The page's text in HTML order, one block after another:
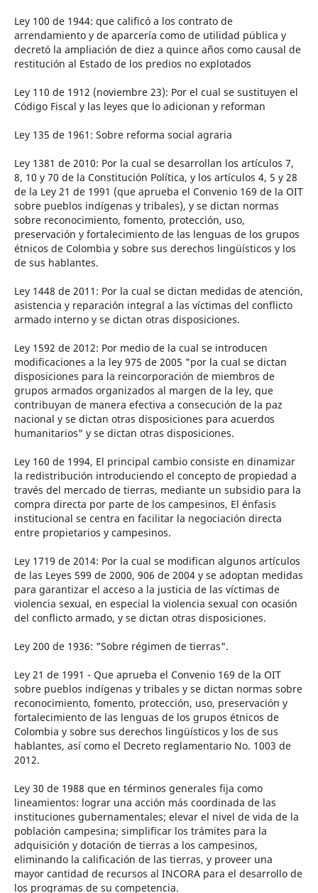
Ley 100 de 1944: que calificó a los contrato de
arrendamiento y de aparcería como de utilidad pública y
decretó la ampliación de diez a quince años como causal de
restitución al Estado de los predios no explotados
Ley 110 de 1912 (noviembre 23): Por el cual se sustituyen el
Código Fiscal y las leyes que lo adicionan y reforman
Ley 135 de 1961: Sobre reforma social agraria
Ley 1381 de 2010: Por la cual se desarrollan los artículos 7,
8, 10 y 70 de la Constitución Política, y los artículos 4, 5 y 28
de la Ley 21 de 1991 (que aprueba el Convenio 169 de la OIT
sobre pueblos indígenas y tribales), y se dictan normas
sobre reconocimiento, fomento, protección, uso,
preservación y fortalecimiento de las lenguas de los grupos
étnicos de Colombia y sobre sus derechos lingüísticos y los
de sus hablantes.
Ley 1448 de 2011: Por la cual se dictan medidas de atención,
asistencia y reparación integral a las víctimas del conflicto
armado interno y se dictan otras disposiciones.
Ley 1592 de 2012: Por medio de la cual se introducen
modificaciones a la ley 975 de 2005 "por la cual se dictan
disposiciones para la reincorporación de miembros de
grupos armados organizados al margen de la ley, que
contribuyan de manera efectiva a consecución de la paz
nacional y se dictan otras disposiciones para acuerdos
humanitarios" y se dictan otras disposiciones.
Ley 160 de 1994, El principal cambio consiste en dinamizar
la redistribución introduciendo el concepto de propiedad a
través del mercado de tierras, mediante un subsidio para la
compra directa por parte de los campesinos, El énfasis
institucional se centra en facilitar la negociación directa
entre propietarios y campesinos.
Ley 1719 de 2014: Por la cual se modifican algunos artículos
de las Leyes 599 de 2000, 906 de 2004 y se adoptan medidas
para garantizar el acceso a la justicia de las víctimas de
violencia sexual, en especial la violencia sexual con ocasión
del conflicto armado, y se dictan otras disposiciones.
Ley 200 de 1936: "Sobre régimen de tierras".
Ley 21 de 1991 - Que aprueba el Convenio 169 de la OIT
sobre pueblos indígenas y tribales y se dictan normas sobre
reconocimiento, fomento, protección, uso, preservación y
fortalecimiento de las lenguas de los grupos étnicos de
Colombia y sobre sus derechos lingüísticos y los de sus
hablantes, así como el Decreto reglamentario No. 1003 de
2012.
Ley 30 de 1988 que en términos generales fija como
lineamientos: lograr una acción más coordinada de las
instituciones gubernamentales; elevar el nivel de vida de la
población campesina; simplificar los trámites para la
adquisición y dotación de tierras a los campesinos,
eliminando la calificación de las tierras, y proveer una
mayor cantidad de recursos al INCORA para el desarrollo de
los programas de su competencia.